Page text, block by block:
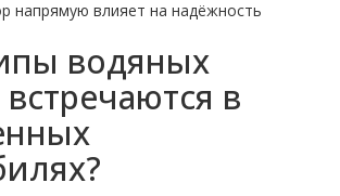
напрямую влияет на надёжность
водяных
в